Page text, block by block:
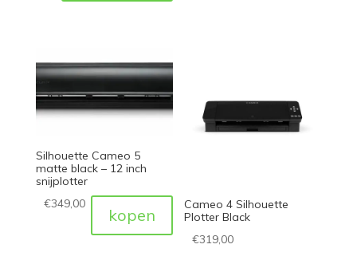
Silhouette Cameo 5
matte black – 12 inch
snijplotter
€349,00
kopen
Cameo 4 Silhouette
Plotter Black
€319,00